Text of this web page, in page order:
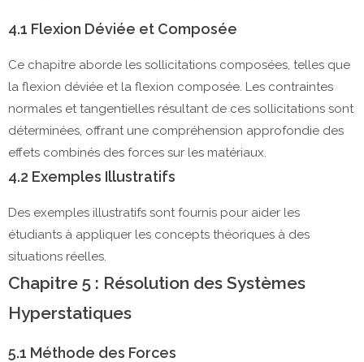
4.1 Flexion Déviée et Composée
Ce chapitre aborde les sollicitations composées, telles que
la flexion déviée et la flexion composée. Les contraintes
normales et tangentielles résultant de ces sollicitations sont
déterminées, offrant une compréhension approfondie des
effets combinés des forces sur les matériaux.
4.2 Exemples Illustratifs
Des exemples illustratifs sont fournis pour aider les
étudiants à appliquer les concepts théoriques à des
situations réelles.
Chapitre 5 : Résolution des Systèmes
Hyperstatiques
5.1 Méthode des Forces